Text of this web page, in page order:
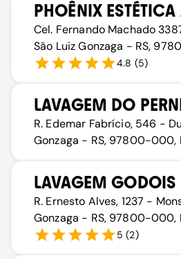
PHOÊNIX
Cel. Fernando Machado
São Luiz Gonzaga - RS,
4.8 (5)
LAVAGEM DO
R. Edemar Fabrício, 546 -
Gonzaga - RS, 97800-000,
LAVAGEM GODOIS
R. Ernesto Alves, 1237 -
Gonzaga - RS, 97800-000,
5 (2)